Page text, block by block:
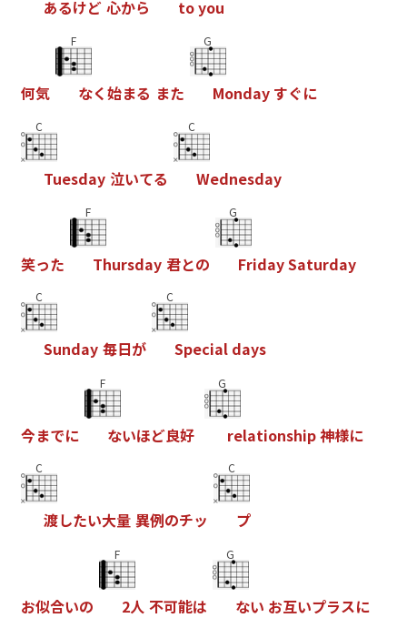
あるけど 心から toyou
何気
F
なく始まる また
G
Monday すぐに
C
Tuesday 泣いてる
C
Wednesday
笑った
F
Thursday 君との
G
FridaySaturday
C
Sunday 毎日が
C
Special days
今までに
F
ないほど良好
G
relationship神様に
C
渡したい大量 異例のチッ
C
プ
お似合いの
F
2人 不可能は
G
ない お互いプラスに